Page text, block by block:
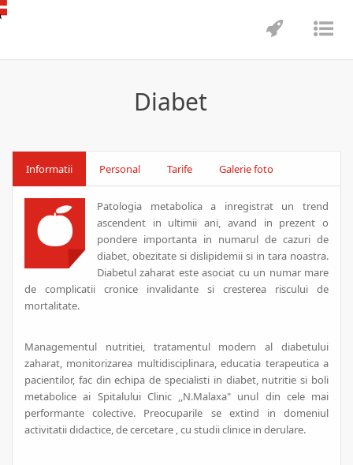
Diabet
Informatii Personal Tarife Galerie foto
Patologia metabolica a inregistrat un trend
ascendent in ultimii ani, avand in prezent o
pondere importanta in numarul de cazuri de
diabet, obezitate si dislipidemii si in tara noastra.
Diabetul zaharat este asociat cu un numar mare
de complicatii cronice invalidante si cresterea riscului de
mortalitate.
Managementul nutritiei, tratamentul modern al diabetului
zaharat, monitorizarea multidisciplinara, educatia terapeutica a
pacientilor, fac din echipa de specialisti in diabet, nutritie si boli
metabolice ai Spitalului Clinic ,,N.Malaxa" unul din cele mai
performante colective. Preocuparile se extind in domeniul
activitatii didactice, de cercetare , cu studii clinice in derulare.